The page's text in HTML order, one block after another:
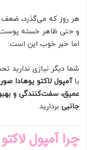
هر روز که می‌گذرد،
و حتی ظاهر خسته
اما خبر خوب این است:
شما دیگر نیازی ندارید
باآمپول لاکتو یوهادا
عمیق، سفت‌کنندگی و
جانبی بردارید.
چرا آمپول